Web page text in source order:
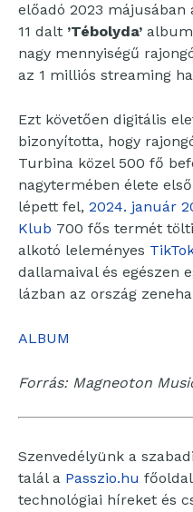
előadó 2023
11 dalt ’Tébolyda’
nagy mennyiségű
az 1 milliós streaming
Ezt követően digitális
bizonyította, hogy
Turbina közel 500 fő
nagytermében élete
lépett fel, 2024. január
Klub 700 fős termét
alkotó leleményes
dallamaival és egészen
lázban az ország
ALBUM
Forrás: Magneoton
Szenvedélyünk a
talál a Passzio.hu
technológiai híreket és